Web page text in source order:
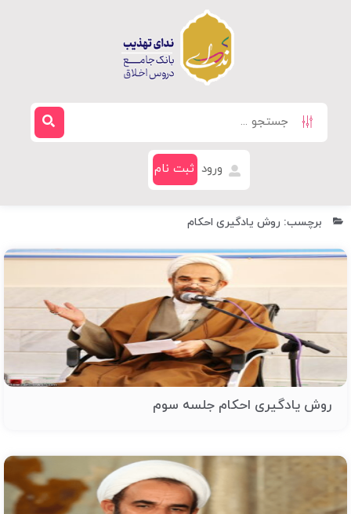
ورود ثبت نام
برچسب: روش یادگیری احکام
روش یادگیری احکام جلسه سوم